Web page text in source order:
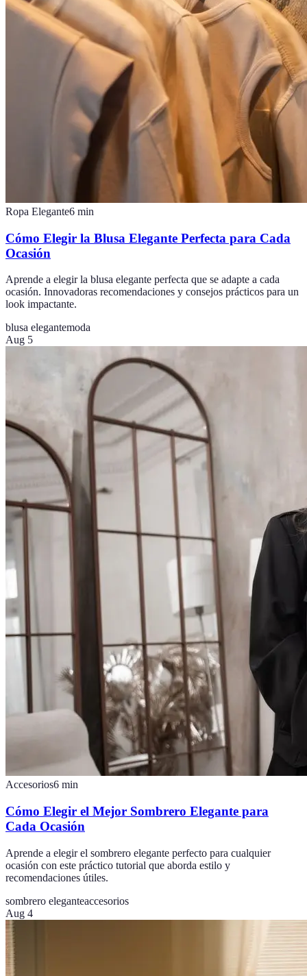
Ropa Elegante6 min
Cómo Elegir la Blusa Elegante Perfecta para Cada
Ocasión
Aprende a elegir la blusa elegante perfecta que se adapte a cada
ocasión. Innovadoras recomendaciones y consejos prácticos para un
look impactante.
blusa elegantemoda
Aug 5
Accesorios6 min
Cómo Elegir el Mejor Sombrero Elegante para
Cada Ocasión
Aprende a elegir el sombrero elegante perfecto para cualquier
ocasión con este práctico tutorial que aborda estilo y
recomendaciones útiles.
sombrero eleganteaccesorios
Aug 4